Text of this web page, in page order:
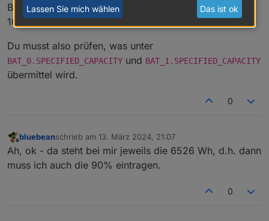
Batteriekapazität abgezogen wurde, dann natürlich
100%.
Du musst also prüfen, was unter
BAT_0.SPECIFIED_CAPACITY und BAT_1.SPECIFIED_CAPACITY
übermittel wird.
0
Offline
bluebeanschrieb am 13. März 2024, 21:07
zuletzt editiert von
Ah, ok - da steht bei mir jeweils die 6526 Wh, d.h. dann
muss ich auch die 90% eintragen.
0
Lassen Sie mich wählen Das ist ok